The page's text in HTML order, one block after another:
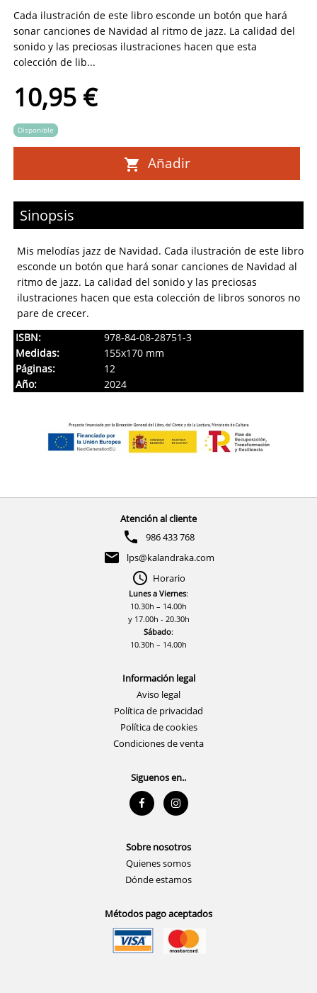
Cada ilustración de este libro esconde un botón que hará
sonar canciones de Navidad al ritmo de jazz. La calidad del
sonido y las preciosas ilustraciones hacen que esta
colección de lib...
10,95 €
Disponible
Añadir
Sinopsis
Mis melodías jazz de Navidad. Cada ilustración de este libro
esconde un botón que hará sonar canciones de Navidad al
ritmo de jazz. La calidad del sonido y las preciosas
ilustraciones hacen que esta colección de libros sonoros no
pare de crecer.
ISBN:
978-84-08-28751-3
Medidas:
155x170 mm
Páginas:
12
Año:
2024
Atención al cliente
986 433 768
lps@kalandraka.com
Horario
Lunes a Viernes:
10.30h – 14.00h
y 17.00h - 20.30h
Sábado:
10.30h – 14.00h
Información legal
Aviso legal
Política de privacidad
Política de cookies
Condiciones de venta
Siguenos en..
Sobre nosotros
Quienes somos
Dónde estamos
Métodos pago aceptados